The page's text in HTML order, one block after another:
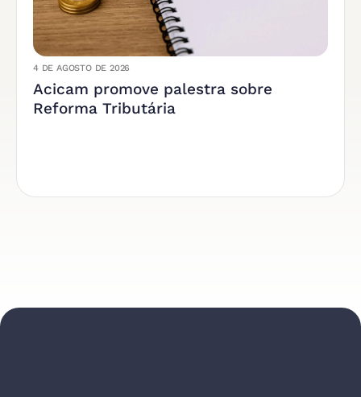
4 DE AGOSTO DE 2026
Acicam promove palestra sobre
Reforma Tributária